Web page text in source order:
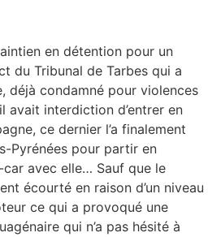
en détention pour un
du Tribunal de Tarbes qui a
déjà condamné pour violences
avait interdiction d’entrer en
ce dernier l’a finalement
Pyrénées pour partir en
avec elle… Sauf que le
écourté en raison d’un niveau
ce qui a provoqué une
qui n’a pas hésité à